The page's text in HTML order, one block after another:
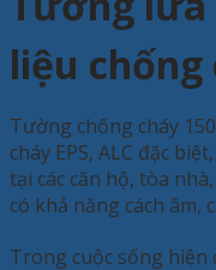
liệu
Tường chống cháy
cháy EPS, ALC đặc
tại các căn hộ, tòa
có khả năng cách âm,
Trong cuộc sống hiện